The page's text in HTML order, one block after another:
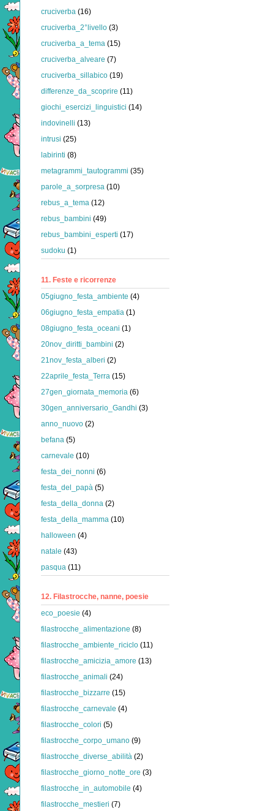
cruciverba (16)
cruciverba_2°livello (3)
cruciverba_a_tema (15)
cruciverba_alveare (7)
cruciverba_sillabico (19)
differenze_da_scoprire (11)
giochi_esercizi_linguistici (14)
indovinelli (13)
intrusi (25)
labirinti (8)
metagrammi_tautogrammi (35)
parole_a_sorpresa (10)
rebus_a_tema (12)
rebus_bambini (49)
rebus_bambini_esperti (17)
sudoku (1)
11. Feste e ricorrenze
05giugno_festa_ambiente (4)
06giugno_festa_empatia (1)
08giugno_festa_oceani (1)
20nov_diritti_bambini (2)
21nov_festa_alberi (2)
22aprile_festa_Terra (15)
27gen_giornata_memoria (6)
30gen_anniversario_Gandhi (3)
anno_nuovo (2)
befana (5)
carnevale (10)
festa_dei_nonni (6)
festa_del_papà (5)
festa_della_donna (2)
festa_della_mamma (10)
halloween (4)
natale (43)
pasqua (11)
12. Filastrocche, nanne, poesie
eco_poesie (4)
filastrocche_alimentazione (8)
filastrocche_ambiente_riciclo (11)
filastrocche_amicizia_amore (13)
filastrocche_animali (24)
filastrocche_bizzarre (15)
filastrocche_carnevale (4)
filastrocche_colori (5)
filastrocche_corpo_umano (9)
filastrocche_diverse_abilità (2)
filastrocche_giorno_notte_ore (3)
filastrocche_in_automobile (4)
filastrocche_mestieri (7)